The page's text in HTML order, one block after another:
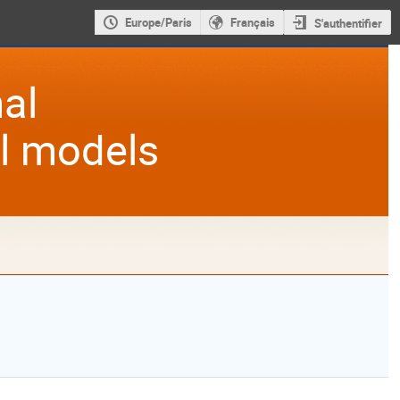
Europe/Paris Français S'authentifier
models